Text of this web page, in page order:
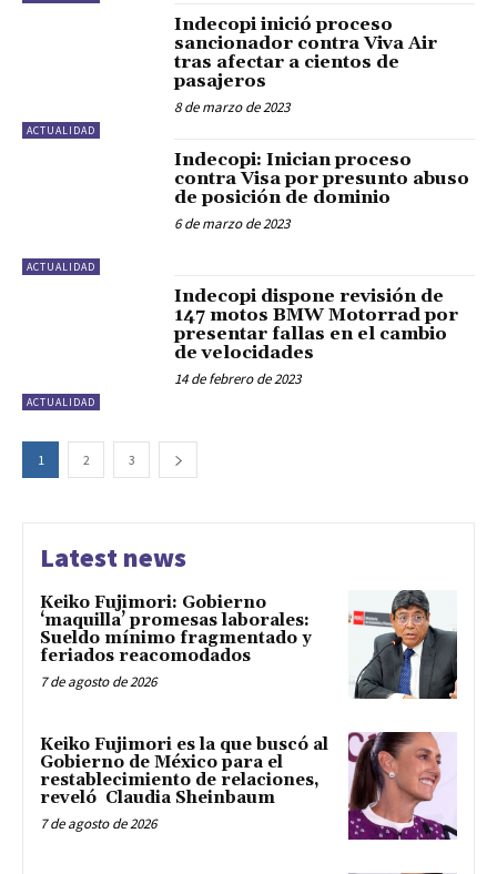
ACTUALIDAD
Indecopi inició proceso
sancionador contra Viva Air
tras afectar a cientos de
pasajeros
8 de marzo de 2023
ACTUALIDAD
Indecopi: Inician proceso
contra Visa por presunto abuso
de posición de dominio
6 de marzo de 2023
ACTUALIDAD
Indecopi dispone revisión de
147 motos BMW Motorrad por
presentar fallas en el cambio
de velocidades
14 de febrero de 2023
1 2 3
Latest news
Keiko Fujimori: Gobierno
‘maquilla’ promesas laborales:
Sueldo mínimo fragmentado y
feriados reacomodados
7 de agosto de 2026
Keiko Fujimori es la que buscó al
Gobierno de México para el
restablecimiento de relaciones,
reveló Claudia Sheinbaum
7 de agosto de 2026